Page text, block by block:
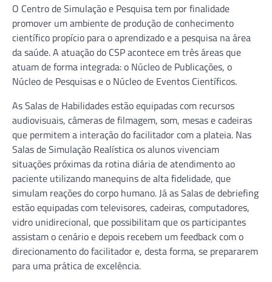
O Centro de Simulação e Pesquisa tem por finalidade
promover um ambiente de produção de conhecimento
científico propício para o aprendizado e a pesquisa na área
da saúde. A atuação do CSP acontece em três áreas que
atuam de forma integrada: o Núcleo de Publicações, o
Núcleo de Pesquisas e o Núcleo de Eventos Científicos.
As Salas de Habilidades estão equipadas com recursos
audiovisuais, câmeras de filmagem, som, mesas e cadeiras
que permitem a interação do facilitador com a plateia. Nas
Salas de Simulação Realística os alunos vivenciam
situações próximas da rotina diária de atendimento ao
paciente utilizando manequins de alta fidelidade, que
simulam reações do corpo humano. Já as Salas de debriefing
estão equipadas com televisores, cadeiras, computadores,
vidro unidirecional, que possibilitam que os participantes
assistam o cenário e depois recebem um feedback com o
direcionamento do facilitador e, desta forma, se prepararem
para uma prática de excelência.